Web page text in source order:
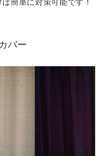
簡単に対策可能です！
バー